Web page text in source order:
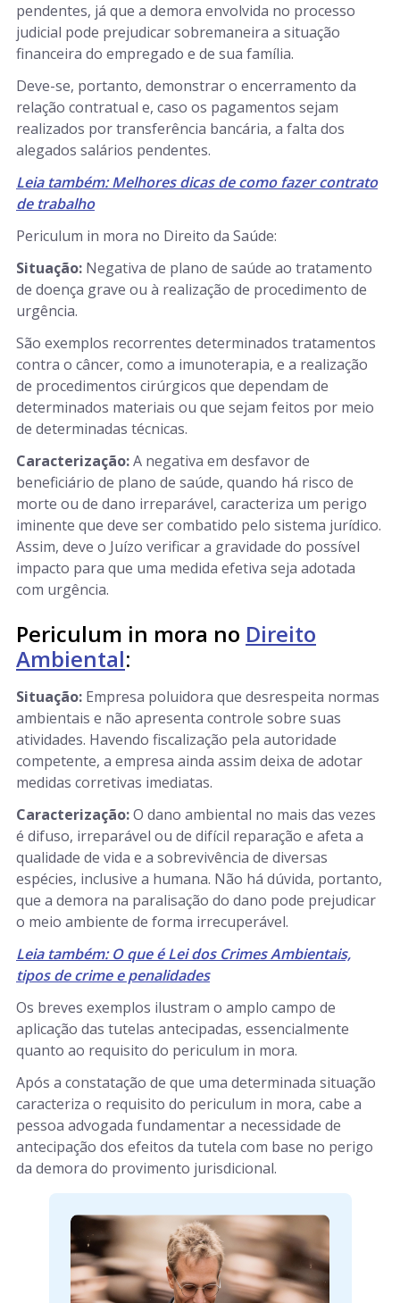
pendentes, já que a demora envolvida no processo
judicial pode prejudicar sobremaneira a situação
financeira do empregado e de sua família.
Deve-se, portanto, demonstrar o encerramento da
relação contratual e, caso os pagamentos sejam
realizados por transferência bancária, a falta dos
alegados salários pendentes.
Leia também: Melhores dicas de como fazer contrato
de trabalho
Periculum in mora no Direito da Saúde:
Situação: Negativa de plano de saúde ao tratamento
de doença grave ou à realização de procedimento de
urgência.
São exemplos recorrentes determinados tratamentos
contra o câncer, como a imunoterapia, e a realização
de procedimentos cirúrgicos que dependam de
determinados materiais ou que sejam feitos por meio
de determinadas técnicas.
Caracterização:A negativa em desfavor de
beneficiário de plano de saúde, quando há risco de
morte ou de dano irreparável, caracteriza um perigo
iminente que deve ser combatido pelo sistema jurídico.
Assim, deve o Juízo verificar a gravidade do possível
impacto para que uma medida efetiva seja adotada
com urgência.
Periculum in mora no Direito
Ambiental:
Situação: Empresa poluidora que desrespeita normas
ambientais e não apresenta controle sobre suas
atividades. Havendo fiscalização pela autoridade
competente, a empresa ainda assim deixa de adotar
medidas corretivas imediatas.
Caracterização:O dano ambiental no mais das vezes
é difuso, irreparável ou de difícil reparação e afeta a
qualidade de vida e a sobrevivência de diversas
espécies, inclusive a humana. Não há dúvida, portanto,
que a demora na paralisação do dano pode prejudicar
o meio ambiente de forma irrecuperável.
Leia também: O que é Lei dos Crimes Ambientais,
tipos de crime e penalidades
Os breves exemplos ilustram o amplo campo de
aplicação das tutelas antecipadas, essencialmente
quanto ao requisito do periculum in mora.
Após a constatação de que uma determinada situação
caracteriza o requisito do periculum in mora, cabe a
pessoa advogada fundamentar a necessidade de
antecipação dos efeitos da tutela com base no perigo
da demora do provimento jurisdicional.